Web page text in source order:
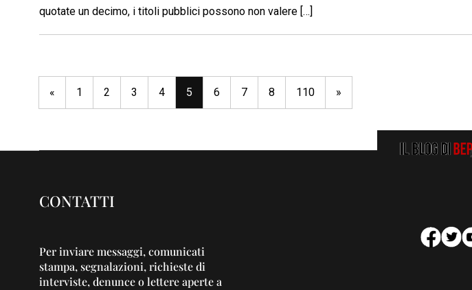
quotate un decimo, i titoli pubblici possono non valere […]
« 1 2 3 4 5 6 7 8 110 »
CONTATTI
Per inviare messaggi, comunicati
stampa, segnalazioni, richieste di
interviste, denunce o lettere aperte a